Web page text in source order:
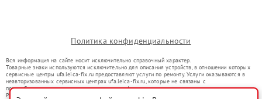
Политика конфиденциальности
Вся информация на сайте носит исключительно справочный характер.
Товарные знаки используются исключительно для описания устройств, в отношении которых
сервисные центры ufa.leica-fix.ru предоставляют услуги по ремонту. Услуги оказываются в
неавторизованных сервисных центрах ufa.leica-fix.ru, которые не связаны с
правообладателями товарных знаков или их официальными представителями.
Ремонт осуществляется для устройств, уже введенных в гражданский оборот в соответствии